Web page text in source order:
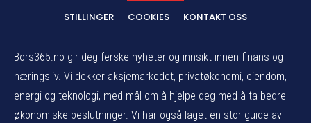
STILLINGER COOKIES KONTAKT OSS
Bors365.no gir deg ferske nyheter og innsikt innen finans og
næringsliv. Vi dekker aksjemarkedet, privatøkonomi, eiendom,
energi og teknologi, med mål om å hjelpe deg med å ta bedre
økonomiske beslutninger. Vi har også laget en stor guide av